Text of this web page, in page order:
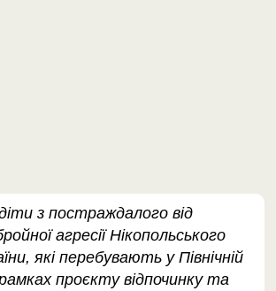
з постраждалого від
агресії Нікопольського
які перебувають у Північній
проєкту відпочинку та